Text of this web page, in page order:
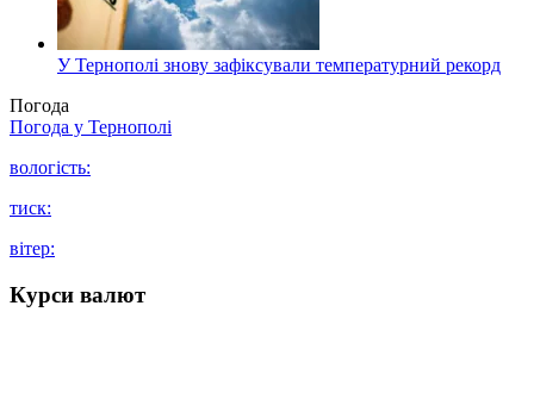
У Тернополі знову зафіксували температурний рекорд
Погода
Погода у Тернополі
вологість:
тиск:
вітер:
Курси валют